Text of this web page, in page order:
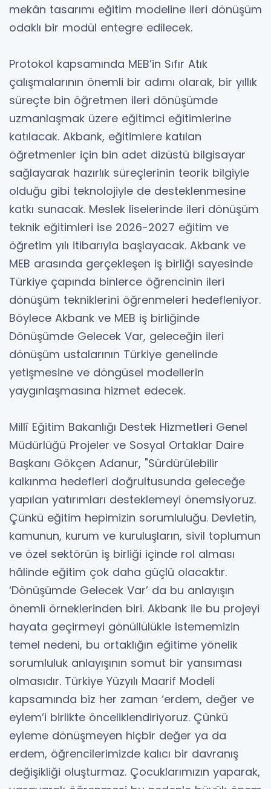
mekân tasarımı eğitim modeline ileri dönüşüm
odaklı bir modül entegre edilecek.
Protokol kapsamında MEB’in Sıfır Atık
çalışmalarının önemli bir adımı olarak, bir yıllık
süreçte bin öğretmen ileri dönüşümde
uzmanlaşmak üzere eğitimci eğitimlerine
katılacak. Akbank, eğitimlere katılan
öğretmenler için bin adet dizüstü bilgisayar
sağlayarak hazırlık süreçlerinin teorik bilgiyle
olduğu gibi teknolojiyle de desteklenmesine
katkı sunacak. Meslek liselerinde ileri dönüşüm
teknik eğitimleri ise 2026-2027 eğitim ve
öğretim yılı itibarıyla başlayacak. Akbank ve
MEB arasında gerçekleşen iş birliği sayesinde
Türkiye çapında binlerce öğrencinin ileri
dönüşüm tekniklerini öğrenmeleri hedefleniyor.
Böylece Akbank ve MEB iş birliğinde
Dönüşümde Gelecek Var, geleceğin ileri
dönüşüm ustalarının Türkiye genelinde
yetişmesine ve döngüsel modellerin
yaygınlaşmasına hizmet edecek.
Millî Eğitim Bakanlığı Destek Hizmetleri Genel
Müdürlüğü Projeler ve Sosyal Ortaklar Daire
Başkanı Gökçen Adanur, "Sürdürülebilir
kalkınma hedefleri doğrultusunda geleceğe
yapılan yatırımları desteklemeyi önemsiyoruz.
Çünkü eğitim hepimizin sorumluluğu. Devletin,
kamunun, kurum ve kuruluşların, sivil toplumun
ve özel sektörün iş birliği içinde rol alması
hâlinde eğitim çok daha güçlü olacaktır.
‘Dönüşümde Gelecek Var’ da bu anlayışın
önemli örneklerinden biri. Akbank ile bu projeyi
hayata geçirmeyi gönüllülükle istememizin
temel nedeni, bu ortaklığın eğitime yönelik
sorumluluk anlayışının somut bir yansıması
olmasıdır. Türkiye Yüzyılı Maarif Modeli
kapsamında biz her zaman ‘erdem, değer ve
eylem’i birlikte önceliklendiriyoruz. Çünkü
eyleme dönüşmeyen hiçbir değer ya da
erdem, öğrencilerimizde kalıcı bir davranış
değişikliği oluşturmaz. Çocuklarımızın yaparak,